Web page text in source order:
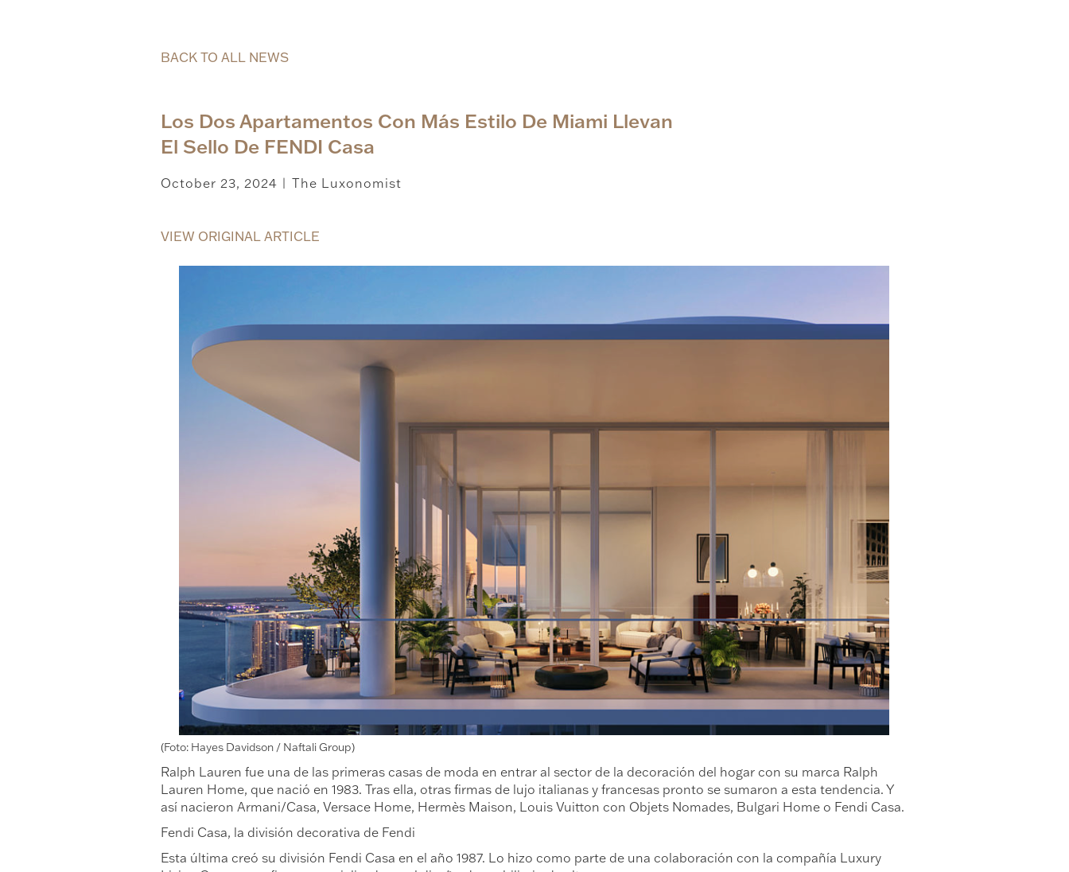
BACK TO ALL NEWS
Los Dos Apartamentos Con Más Estilo De Miami Llevan
El Sello De FENDI Casa
October 23, 2024 | The Luxonomist
VIEW ORIGINAL ARTICLE
(Foto: Hayes Davidson / Naftali Group)
Ralph Lauren fue una de las primeras casas de moda en entrar al sector de la decoración del hogar con su marca Ralph
Lauren Home, que nació en 1983. Tras ella, otras firmas de lujo italianas y francesas pronto se sumaron a esta tendencia. Y
así nacieron Armani/Casa, Versace Home, Hermès Maison, Louis Vuitton con Objets Nomades, Bulgari Home o Fendi Casa.
Fendi Casa, la división decorativa de Fendi
Esta última creó su división Fendi Casa en el año 1987. Lo hizo como parte de una colaboración con la compañía Luxury